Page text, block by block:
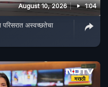
August 10, 2026 1:04
अस्वच्छतेचा